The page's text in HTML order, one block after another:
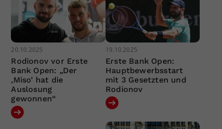
20.10.2025
Rodionov vor Erste
Bank Open: „Der
‚Miso’ hat die
Auslosung
gewonnen“
19.10.2025
Erste Bank Open:
Hauptbewerbsstart
mit 3 Gesetzten und
Rodionov